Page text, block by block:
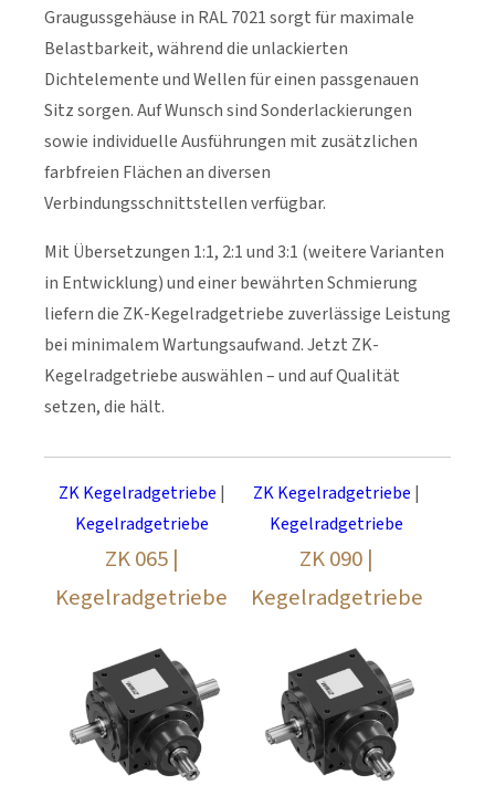
Graugussgehäuse in RAL 7021 sorgt für maximale
Belastbarkeit, während die unlackierten
Dichtelemente und Wellen für einen passgenauen
Sitz sorgen. Auf Wunsch sind Sonderlackierungen
sowie individuelle Ausführungen mit zusätzlichen
farbfreien Flächen an diversen
Verbindungsschnittstellen verfügbar.
Mit Übersetzungen 1:1, 2:1 und 3:1 (weitere Varianten
in Entwicklung) und einer bewährten Schmierung
liefern die ZK-Kegelradgetriebe zuverlässige Leistung
bei minimalem Wartungsaufwand. Jetzt ZK-
Kegelradgetriebe auswählen – und auf Qualität
setzen, die hält.
ZK Kegelradgetriebe |
Kegelradgetriebe
ZK 065 |
Kegelradgetriebe
ZK Kegelradgetriebe |
Kegelradgetriebe
ZK 090 |
Kegelradgetriebe